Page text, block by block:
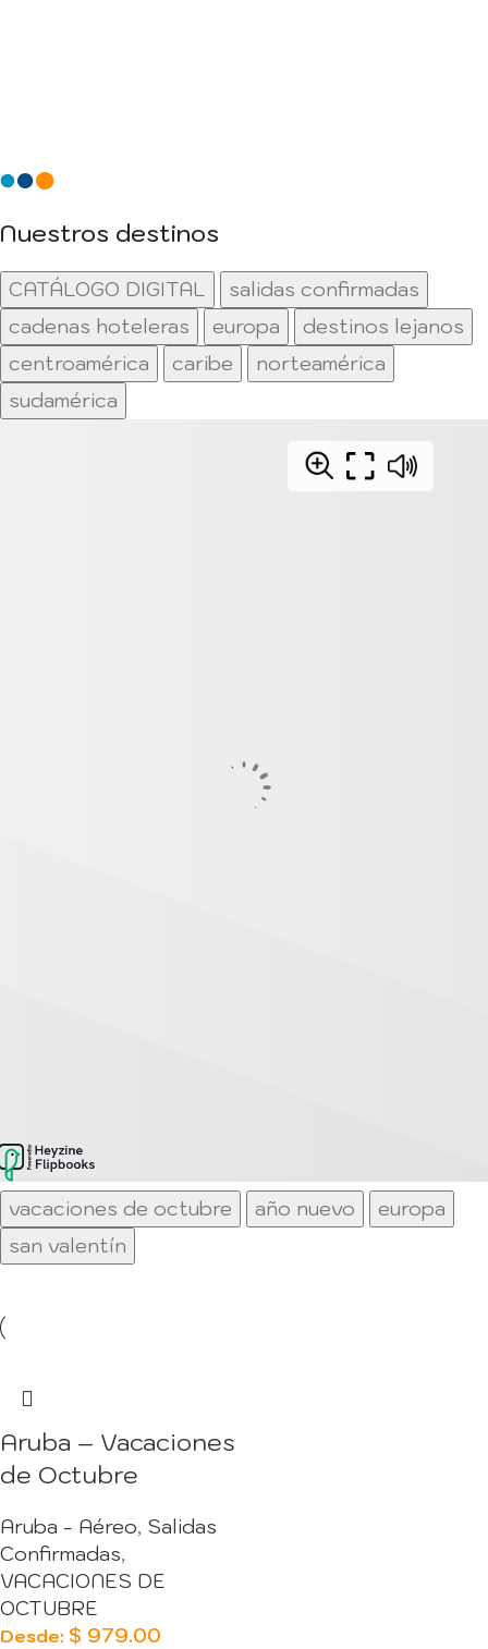
Nuestros destinos
CATÁLOGO DIGITAL
salidas confirmadas
cadenas hoteleras
europa
destinos lejanos
centroamérica
caribe
norteamérica
sudamérica
vacaciones de octubre año nuevo
europa
san valentín
Aruba – Vacaciones
de Octubre
Aruba - Aéreo, Salidas
Confirmadas,
VACACIONES DE
OCTUBRE
Desde: $ 979.00